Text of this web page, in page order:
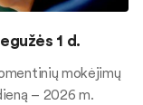
1 d.
mokėjimų
– 2026 m.